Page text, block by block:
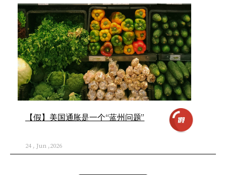
【假】美国通胀是一个“蓝州问题”
24 , Jun ,2026